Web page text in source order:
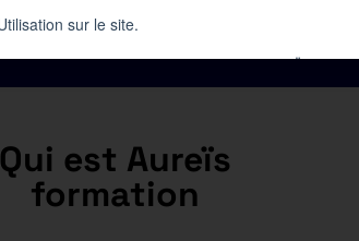
Qui est Aureïs
formation